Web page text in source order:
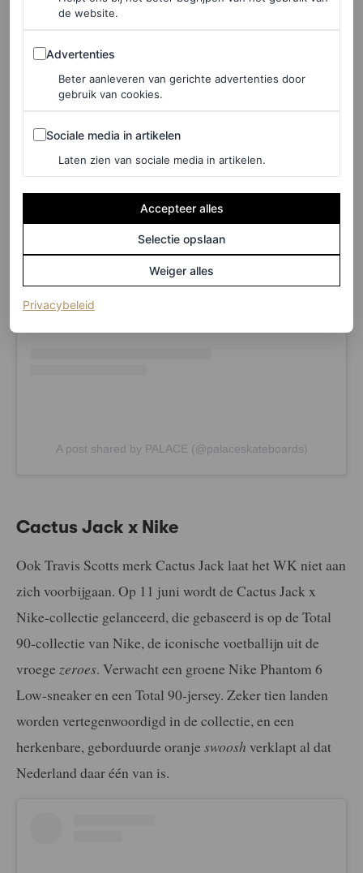
View this post on Instagram
A post shared by PALACE (@palaceskateboards)
Cactus Jack x Nike
Ook Travis Scotts merk Cactus Jack laat het WK niet aan
zich voorbijgaan. Op 11 juni wordt de Cactus Jack x
Nike-collectie gelanceerd, die gebaseerd is op de Total
90-collectie van Nike, de iconische voetballijn uit de
vroege zeroes. Verwacht een groene Nike Phantom 6
Low-sneaker en een Total 90-jersey. Zeker tien landen
worden vertegenwoordigd in de collectie, en een
herkenbare, geborduurde oranje swoosh verklapt al dat
Nederland daar één van is.
de website.
Advertenties
Advertenties
Beter aanleveren van gerichte advertenties door
gebruik van cookies.
Sociale media in artikelen
Sociale media in artikelen
Laten zien van sociale media in artikelen.
Accepteer alles
Selectie opslaan
Weiger alles
Privacybeleid